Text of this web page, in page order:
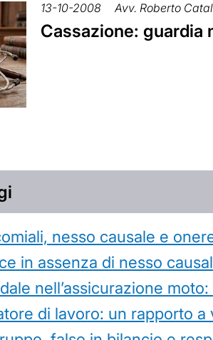
13-10-2008 Avv. Roberto
Cassazione: guardia
nesso causale e
in assenza di nesso
nell’assicurazione
di lavoro: un rapporto